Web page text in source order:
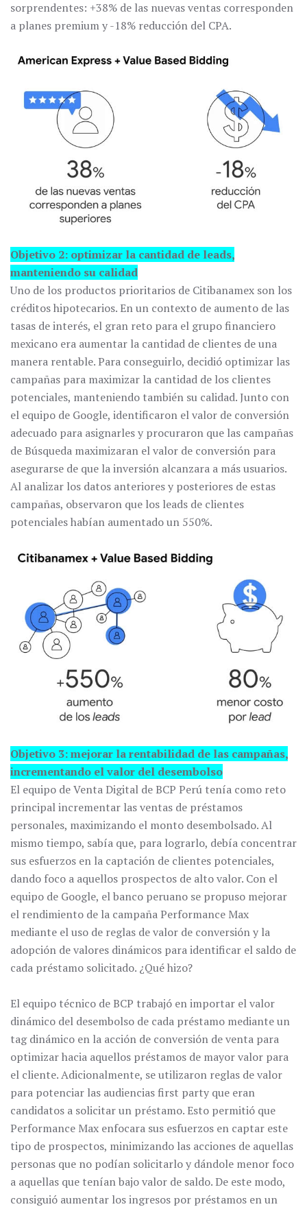
sorprendentes: +38% de las nuevas ventas corresponden
a planes premium y -18% reducción del CPA.
Objetivo 2: optimizar la cantidad de leads,
manteniendo su calidad
Uno de los productos prioritarios de Citibanamex son los
créditos hipotecarios. En un contexto de aumento de las
tasas de interés, el gran reto para el grupo financiero
mexicano era aumentar la cantidad de clientes de una
manera rentable. Para conseguirlo, decidió optimizar las
campañas para maximizar la cantidad de los clientes
potenciales, manteniendo también su calidad. Junto con
el equipo de Google, identificaron el valor de conversión
adecuado para asignarles y procuraron que las campañas
de Búsqueda maximizaran el valor de conversión para
asegurarse de que la inversión alcanzara a más usuarios.
Al analizar los datos anteriores y posteriores de estas
campañas, observaron que los leads de clientes
potenciales habían aumentado un 550%.
Objetivo 3: mejorar la rentabilidad de las campañas,
incrementando el valor del desembolso
El equipo de Venta Digital de BCP Perú tenía como reto
principal incrementar las ventas de préstamos
personales, maximizando el monto desembolsado. Al
mismo tiempo, sabía que, para lograrlo, debía concentrar
sus esfuerzos en la captación de clientes potenciales,
dando foco a aquellos prospectos de alto valor. Con el
equipo de Google, el banco peruano se propuso mejorar
el rendimiento de la campaña Performance Max
mediante el uso de reglas de valor de conversión y la
adopción de valores dinámicos para identificar el saldo de
cada préstamo solicitado. ¿Qué hizo?
El equipo técnico de BCP trabajó en importar el valor
dinámico del desembolso de cada préstamo mediante un
tag dinámico en la acción de conversión de venta para
optimizar hacia aquellos préstamos de mayor valor para
el cliente. Adicionalmente, se utilizaron reglas de valor
para potenciar las audiencias first party que eran
candidatos a solicitar un préstamo. Esto permitió que
Performance Max enfocara sus esfuerzos en captar este
tipo de prospectos, minimizando las acciones de aquellas
personas que no podían solicitarlo y dándole menor foco
a aquellas que tenían bajo valor de saldo. De este modo,
consiguió aumentar los ingresos por préstamos en un